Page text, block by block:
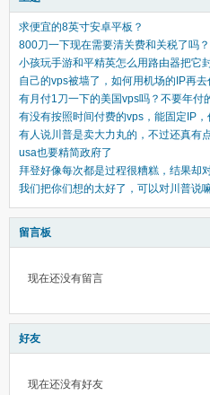
求便宜的8英寸安卓平板？
800刀一下现在需要清关费和关税了吗？
小孩玩手游和平精英怎么用路由器把它
自己的vps被墙了，如何用机场的IP再
有月付1刀一下的美国vps吗？不要年付
有没有按照时间付费的vps，能固定IP，
有人说川普是卖大力丸的，不过还真有
usa也要精简政府了
拜登好像每次都是过程很糟糕，结果却
我们把你们想的太好了，可以对川普说
留言板
现在还没有留言
好友
现在还没有好友